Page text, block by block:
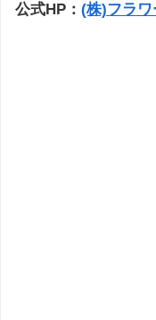
公式HP： (株)フラ